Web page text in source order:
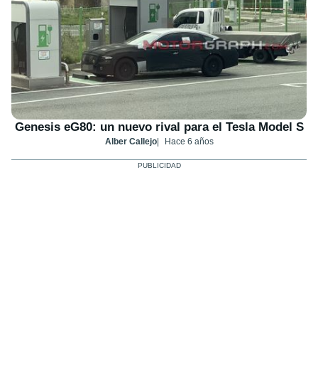
Genesis eG80: un nuevo rival para el Tesla Model S
Alber Callejo Hace 6 años